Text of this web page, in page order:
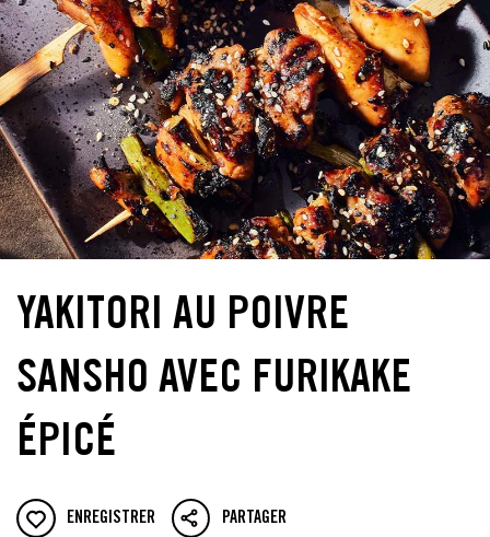
YAKITORI AU POIVRE
SANSHO AVEC FURIKAKE
ÉPICÉ
ENREGISTRER PARTAGER